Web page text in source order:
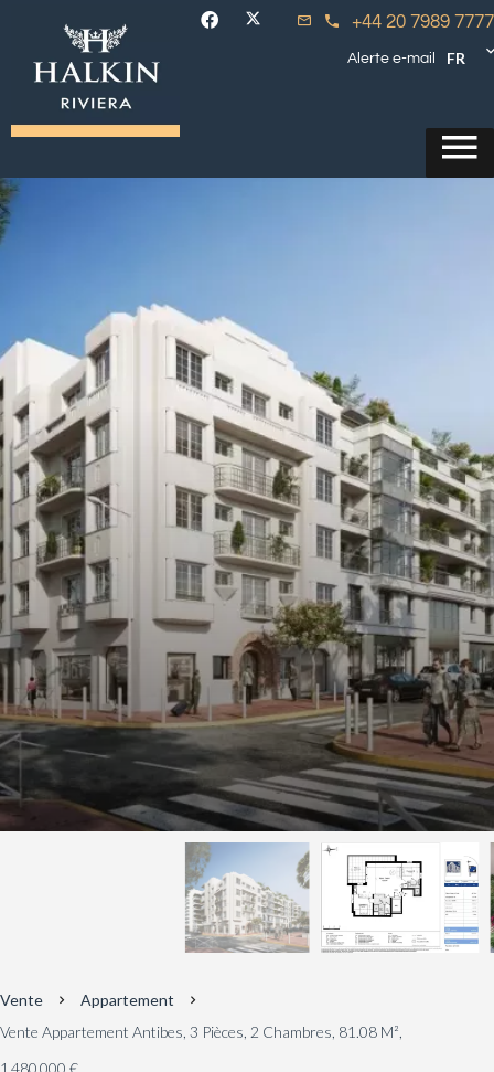
+44 20 7989 7777
Alerte e-mail FR
Vente
Appartement
Vente Appartement Antibes, 3 Pièces, 2 Chambres, 81.08 M²,
1 480 000 €